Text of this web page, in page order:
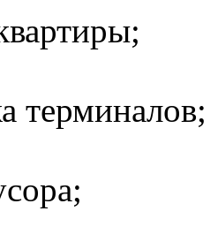
терминалов;